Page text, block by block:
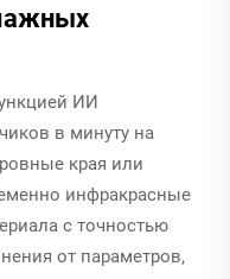
ИИ
в минуту на
края или
инфракрасные
с точностью
от параметров,